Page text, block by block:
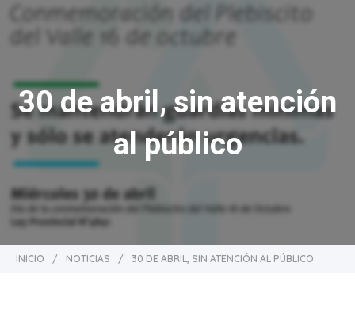
30 de abril, sin atención
al público
INICIO / NOTICIAS / 30 DE ABRIL, SIN ATENCIÓN AL PÚBLICO